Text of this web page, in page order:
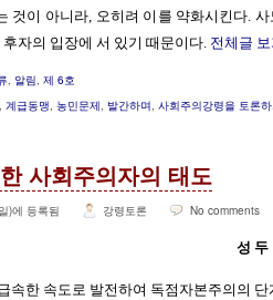
것이 아니라, 오히려 이를 약화시킨다.
자의 입장에 서 있기 때문이다. 전체글 보
, 알림, 제 6호
, 계급동맹, 농민문제, 발간하며, 사회주의강령을 토론
사회주의자의 태도
)에 등록됨 강령토론 No comments
성 두
속한 속도로 발전하여 독점자본주의의